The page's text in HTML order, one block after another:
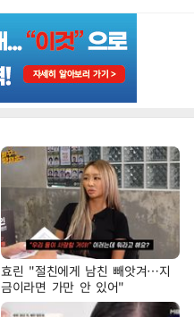
효린 "절친에게 남친 빼앗겨…지
금이라면 가만 안 있어"